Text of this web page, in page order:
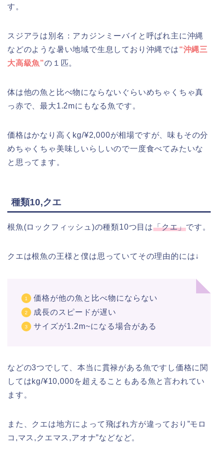
す。
スジアラは別名：アカジンミーバイと呼ばれ主に沖縄
などのような暑い地域で生息しており沖縄では“沖縄三
大高級魚”の１匹。
体は他の魚と比べ物にならないぐらいめちゃくちゃ真
っ赤で、最大1.2mにもなる魚です。
価格はかなり高くkg/¥2,000が相場ですが、味もその分
めちゃくちゃ美味しいらしいので一度食べてみたいな
と思ってます。
種類10,クエ
根魚(ロックフィッシュ)の種類10つ目は「クエ」です。
クエは根魚の王様と僕は思っていてその理由的には↓
価格が他の魚と比べ物にならない
成長のスピードが遅い
サイズが1.2m~になる場合がある
などの3つでして、本当に貫禄がある魚ですし価格に関
してはkg/¥10,000を超えることもある魚と言われてい
ます。
また、クエは地方によって飛ばれ方が違っており”モロ
コ,マス,クエマス,アオナ”などなど。